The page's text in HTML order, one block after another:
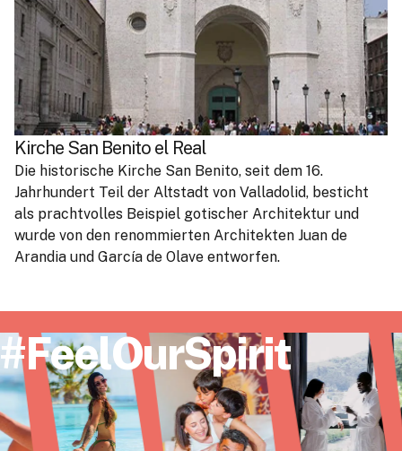
Kirche San Benito el Real
Die historische Kirche San Benito, seit dem 16.
Jahrhundert Teil der Altstadt von Valladolid, besticht
als prachtvolles Beispiel gotischer Architektur und
wurde von den renommierten Architekten Juan de
Arandia und García de Olave entworfen.
#FeelOurSpirit